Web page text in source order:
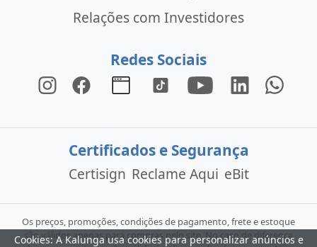
Relações com Investidores
Redes Sociais
Certificados e Segurança
Certisign Reclame Aqui eBit
Os preços, promoções, condições de pagamento, frete e estoque
são válidos apenas para compras pelo site. No caso de diferença
Cookies: A Kalunga usa cookies para personalizar anúncios e